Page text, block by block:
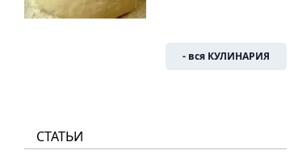
- вся КУЛИНАРИЯ
СТАТЬИ